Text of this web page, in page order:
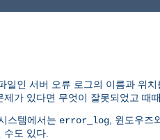
일인 서버 오류 로그의 이름과 위
가 있다면 무엇이 잘못되었고 때
스템에서는 error_log , 윈도우즈
수도 있다.